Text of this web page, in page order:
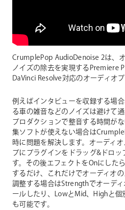
CrumplePop AudioDenoise 2は、
ノイズの除去を実現するPremiere
DaVinci Resolve対応のオーディオプ
例えばインタビューを収録する場
る車の雑音などのノイズは避けて
プロダクションで整音する時間が
集ソフトが使えない場合は
時に問題を解決します。オーディ
プにプラグインをドラッグ&ドロ
す。その後エフェクトをOnにした
するだけ、これだけでオーディオの
調整する場合はStrengthでオーデ
ールしたり、LowとMid、Highと個
も可能です。